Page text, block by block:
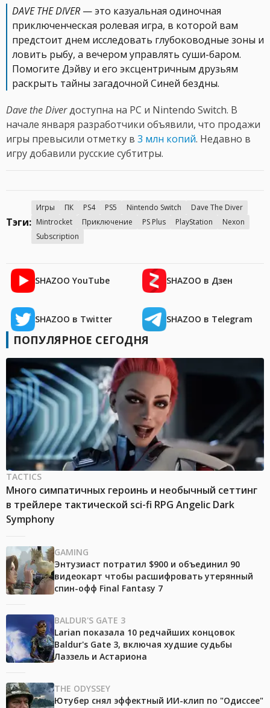
DAVE THE DIVER — это казуальная одиночная
приключенческая ролевая игра, в которой вам
предстоит днем исследовать глубоководные зоны и
ловить рыбу, а вечером управлять суши-баром.
Помогите Дэйву и его эксцентричным друзьям
раскрыть тайны загадочной Синей бездны.
Dave the Diverдоступна на PC и Nintendo Switch. В
начале января разработчики объявили, что продажи
игры превысили отметку в 3 млн копий. Недавно в
игру добавили русские субтитры.
Тэги:
Игры ПК PS4 PS5 Nintendo Switch
Dave The Diver
Mintrocket
Приключение PS Plus PlayStation
Nexon
Subscription
SHAZOO YouTube SHAZOO в Дзен
SHAZOO в Twitter SHAZOO в Telegram
ПОПУЛЯРНОЕ СЕГОДНЯ
TACTICS
Много симпатичных героинь и необычный сеттинг
в трейлере тактической sci-fi RPG Angelic Dark
Symphony
GAMING
Энтузиаст потратил $900 и объединил 90
видеокарт чтобы расшифровать утерянный
спин-офф Final Fantasy 7
BALDUR'S GATE 3
Larian показала 10 редчайших концовок
Baldur's Gate 3, включая худшие судьбы
Лаэзель и Астариона
THE ODYSSEY
Ютубер снял эффектный ИИ-клип по "Одиссее"